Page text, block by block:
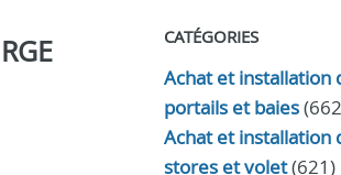
CATÉGORIES
Achat et installation
portails et baies
Achat et installation
stores et volet(621)